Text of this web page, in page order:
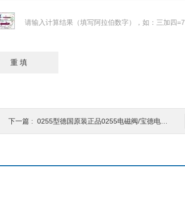
请输入计算结果（填写阿拉伯数字），如：三加四=7
下一篇 : 0255型德国原装正品0255电磁阀/宝德电磁阀